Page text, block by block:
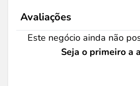
Avaliações
Este negócio ainda não
Seja o primeiro a